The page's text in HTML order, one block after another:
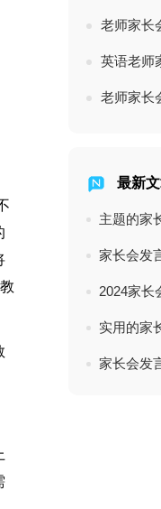
老师家长
英语老师
老师家长
最新
主题的家
家长会发
2024家长
实用的家
家长会发